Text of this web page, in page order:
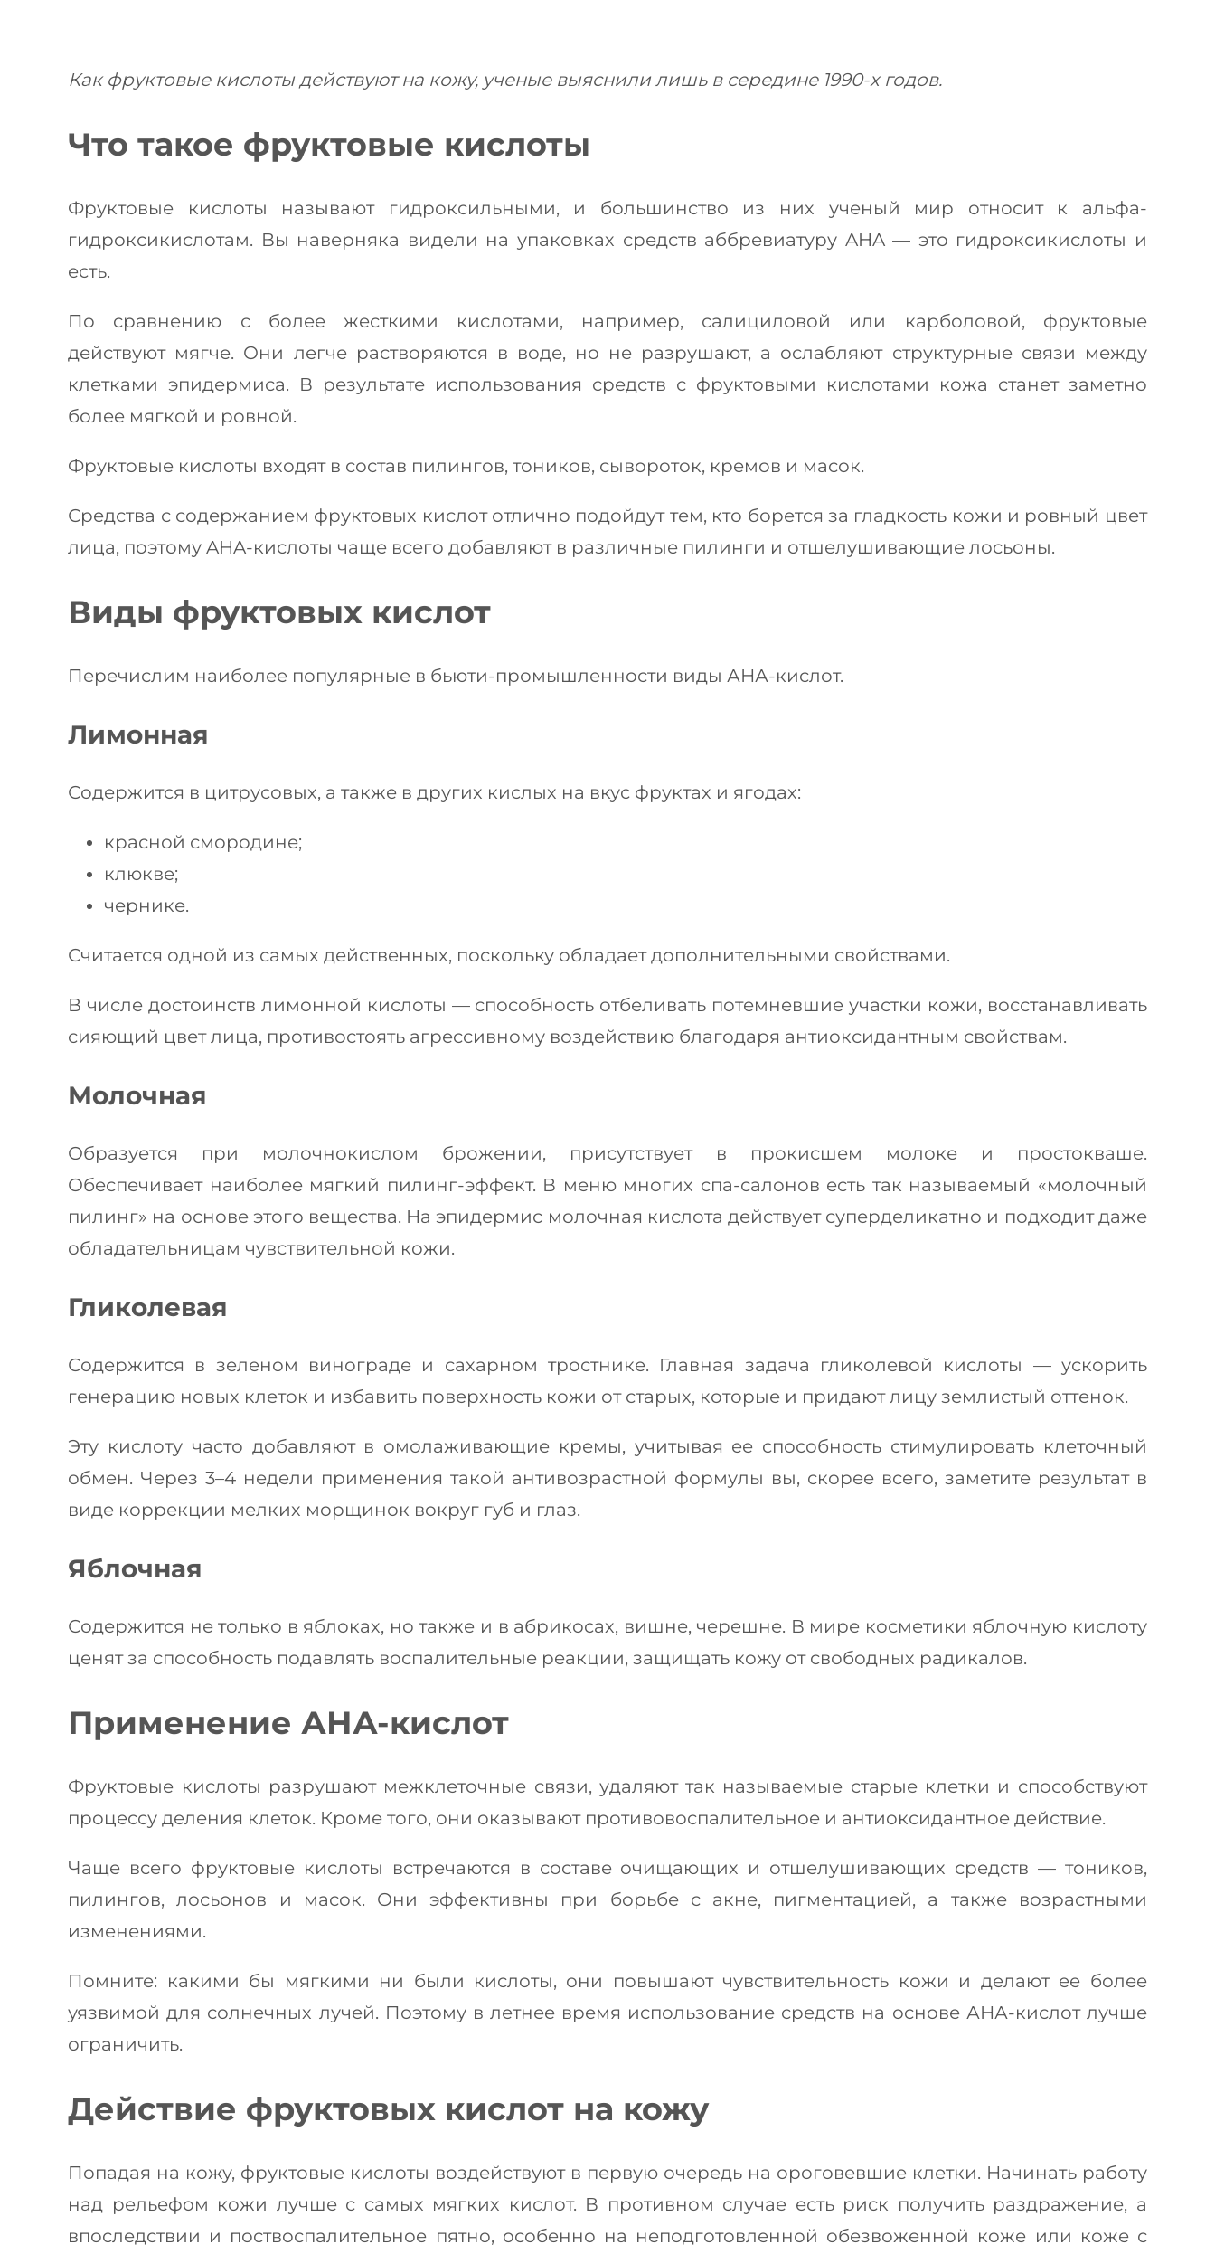
Как фруктовые кислоты действуют на кожу, ученые выяснили лишь в середине 1990-х годов.
Что такое фруктовые кислоты
Фруктовые кислоты называют гидроксильными, и большинство из них ученый мир относит к альфа-
гидроксикислотам. Вы наверняка видели на упаковках средств аббревиатуру AHA — это гидроксикислоты и
есть.
По сравнению с более жесткими кислотами, например, салициловой или карболовой, фруктовые
действуют мягче. Они легче растворяются в воде, но не разрушают, а ослабляют структурные связи между
клетками эпидермиса. В результате использования средств с фруктовыми кислотами кожа станет заметно
более мягкой и ровной.
Фруктовые кислоты входят в состав пилингов, тоников, сывороток, кремов и масок.
Средства с содержанием фруктовых кислот отлично подойдут тем, кто борется за гладкость кожи и ровный цвет
лица, поэтому AHA-кислоты чаще всего добавляют в различные пилинги и отшелушивающие лосьоны.
Виды фруктовых кислот
Перечислим наиболее популярные в бьюти-промышленности виды АНА-кислот.
Лимонная
Содержится в цитрусовых, а также в других кислых на вкус фруктах и ягодах:
красной смородине;
клюкве;
чернике.
Считается одной из самых действенных, поскольку обладает дополнительными свойствами.
В числе достоинств лимонной кислоты — способность отбеливать потемневшие участки кожи, восстанавливать
сияющий цвет лица, противостоять агрессивному воздействию благодаря антиоксидантным свойствам.
Молочная
Образуется при молочнокислом брожении, присутствует в прокисшем молоке и простокваше.
Обеспечивает наиболее мягкий пилинг-эффект. В меню многих спа-салонов есть так называемый «молочный
пилинг» на основе этого вещества. На эпидермис молочная кислота действует суперделикатно и подходит даже
обладательницам чувствительной кожи.
Гликолевая
Содержится в зеленом винограде и сахарном тростнике. Главная задача гликолевой кислоты — ускорить
генерацию новых клеток и избавить поверхность кожи от старых, которые и придают лицу землистый оттенок.
Эту кислоту часто добавляют в омолаживающие кремы, учитывая ее способность стимулировать клеточный
обмен. Через 3–4 недели применения такой антивозрастной формулы вы, скорее всего, заметите результат в
виде коррекции мелких морщинок вокруг губ и глаз.
Яблочная
Содержится не только в яблоках, но также и в абрикосах, вишне, черешне. В мире косметики яблочную кислоту
ценят за способность подавлять воспалительные реакции, защищать кожу от свободных радикалов.
Применение АНА-кислот
Фруктовые кислоты разрушают межклеточные связи, удаляют так называемые старые клетки и способствуют
процессу деления клеток. Кроме того, они оказывают противовоспалительное и антиоксидантное действие.
Чаще всего фруктовые кислоты встречаются в составе очищающих и отшелушивающих средств — тоников,
пилингов, лосьонов и масок. Они эффективны при борьбе с акне, пигментацией, а также возрастными
изменениями.
Помните: какими бы мягкими ни были кислоты, они повышают чувствительность кожи и делают ее более
уязвимой для солнечных лучей. Поэтому в летнее время использование средств на основе АНА-кислот лучше
ограничить.
Действие фруктовых кислот на кожу
Попадая на кожу, фруктовые кислоты воздействуют в первую очередь на ороговевшие клетки. Начинать работу
над рельефом кожи лучше с самых мягких кислот. В противном случае есть риск получить раздражение, а
впоследствии и поствоспалительное пятно, особенно на неподготовленной обезвоженной коже или коже с